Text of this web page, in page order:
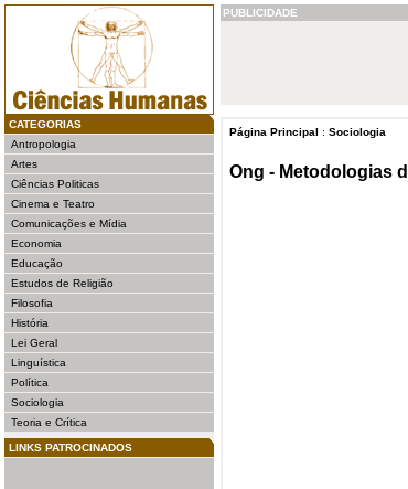
CATEGORIAS
Antropologia
Artes
Ciências Politicas
Cinema e Teatro
Comunicações e Mídia
Economia
Educação
Estudos de Religião
Filosofia
História
Lei Geral
Linguística
Política
Sociologia
Teoria e Crítica
LINKS PATROCINADOS
PUBLICIDADE
Página Principal : Sociologia
Ong - Metodologias